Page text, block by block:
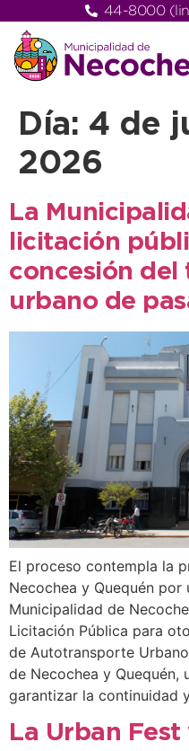
44-8000
Día: 4 de
2026
La
licitación
concesión del
urbano de
El proceso contempla la
Necochea y Quequén
Municipalidad de
Licitación Pública para
de Autotransporte
de Necochea y Quequén,
garantizar la continuidad
La Urban Fest